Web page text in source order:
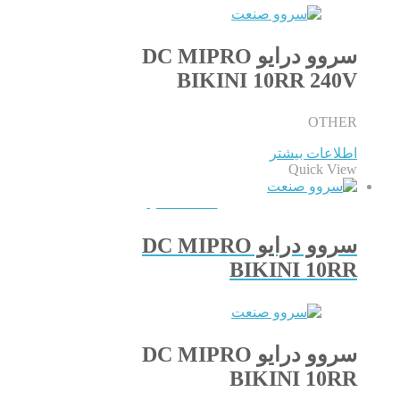
سروو درایو DC MIPRO
BIKINI 10RR 240V
OTHER
اطلاعات بیشتر
Quick View
سروو درایو DC MIPRO
BIKINI 10RR
سروو درایو DC MIPRO
BIKINI 10RR